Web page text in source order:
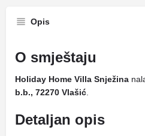
Opis
O smještaju
Holiday Home Villa Snježina
b.b., 72270 Vlašić
Detaljan opis